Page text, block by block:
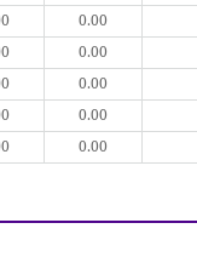
0.00
0.00
0.00
0.00
0.00